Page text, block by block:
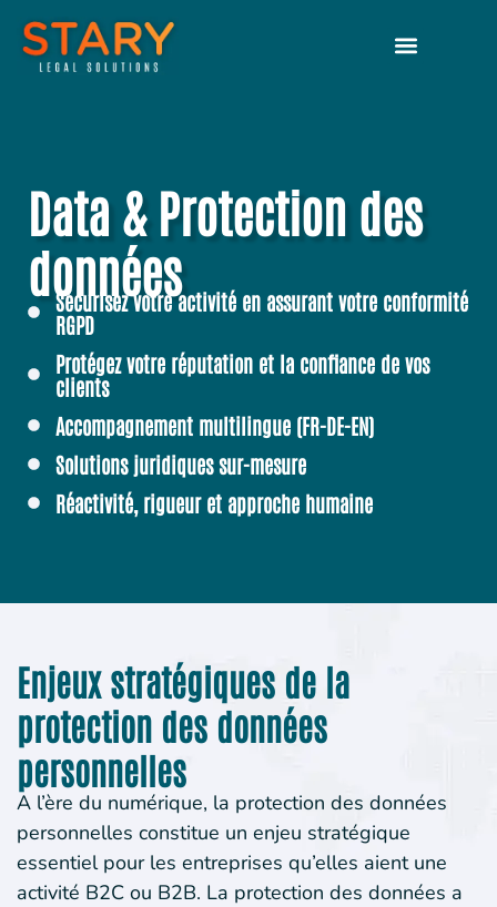
Data & Protection des
données
Sécurisez votre activité en assurant votre conformité
RGPD
Protégez votre réputation et la confiance de vos
clients
Accompagnement multilingue (FR-DE-EN)
Solutions juridiques sur-mesure
Réactivité, rigueur et approche humaine
Enjeux stratégiques de la
protection des données
personnelles
A l’ère du numérique, la protection des données
personnelles constitue un enjeu stratégique
essentiel pour les entreprises qu’elles aient une
activité B2C ou B2B. La protection des données a